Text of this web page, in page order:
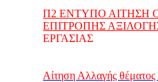
Π2 ΕΝΤΥΠΟ ΑΙΤΗΣH
ΕΠΙΤΡΟΠΗΣ
ΕΡΓΑΣΙΑΣ
Αίτηση Αλλαγής θέματος